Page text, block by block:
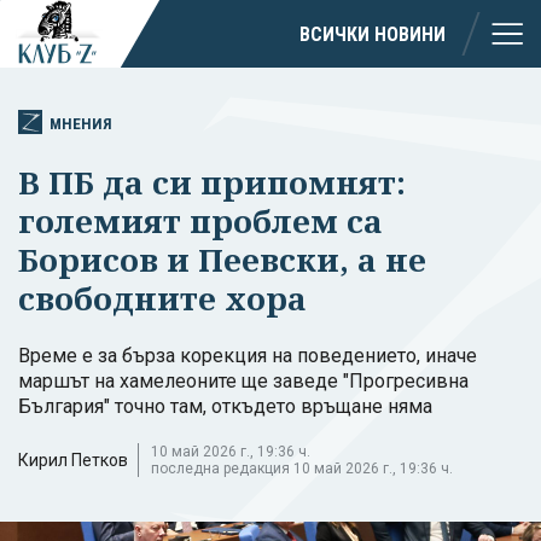
ВСИЧКИ НОВИНИ
МНЕНИЯ
В ПБ да си припомнят:
големият проблем са
Борисов и Пеевски, а не
свободните хора
Време е за бърза корекция на поведението, иначе
маршът на хамелеоните ще заведе "Прогресивна
България" точно там, откъдето връщане няма
Кирил Петков
10 май 2026 г., 19:36 ч.
последна редакция 10 май 2026 г., 19:36 ч.